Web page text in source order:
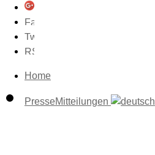
Home
PresseMitteilungen